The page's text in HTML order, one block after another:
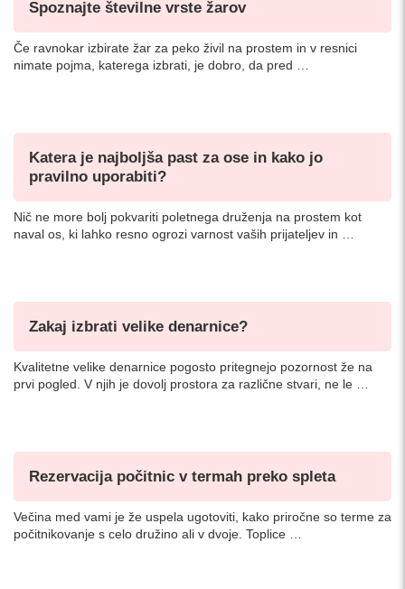
Spoznajte številne vrste žarov
Če ravnokar izbirate žar za peko živil na prostem in v resnici
nimate pojma, katerega izbrati, je dobro, da pred …
Katera je najboljša past za ose in kako jo
pravilno uporabiti?
Nič ne more bolj pokvariti poletnega druženja na prostem kot
naval os, ki lahko resno ogrozi varnost vaših prijateljev in …
Zakaj izbrati velike denarnice?
Kvalitetne velike denarnice pogosto pritegnejo pozornost že na
prvi pogled. V njih je dovolj prostora za različne stvari, ne le …
Rezervacija počitnic v termah preko spleta
Večina med vami je že uspela ugotoviti, kako priročne so terme za
počitnikovanje s celo družino ali v dvoje. Toplice …